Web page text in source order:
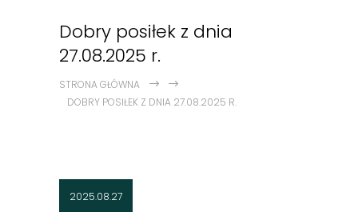
Dobry posiłek z dnia
27.08.2025 r.
STRONA GŁÓWNA
DOBRY POSIŁEK Z DNIA 27.08.2025 R.
2025.08.27